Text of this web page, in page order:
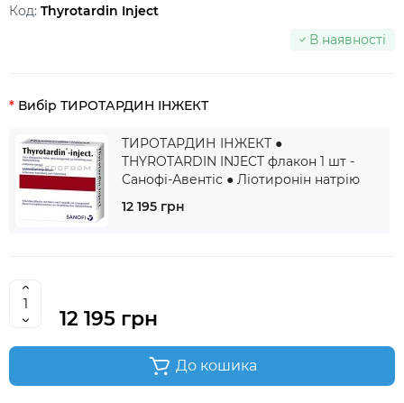
Код: Thyrotardin Inject
В наявності
Вибір ТИРОТАРДИН ІНЖЕКТ
ТИРОТАРДИН ІНЖЕКТ ●
THYROTARDIN INJECT флакон 1 шт -
Санофі-Авентіс ● Ліотиронін натрію
12 195 грн
12 195 грн
До кошика